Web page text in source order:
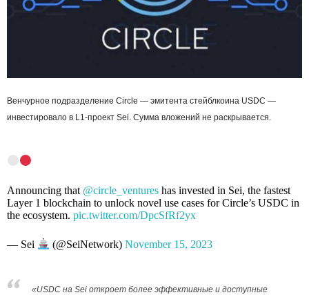
Венчурное подразделение Circle — эмитента стейблкоина USDC —
инвестировало в L1-проект Sei. Сумма вложений не раскрывается.
Announcing that @circle_ventures has invested in Sei, the fastest
Layer 1 blockchain to unlock novel use cases for Circle’s USDC in
the ecosystem. pic.twitter.com/DpcSfRf2yx
— Sei (@SeiNetwork)November 15, 2023
«USDC на Sei откроет более эффективные и доступные